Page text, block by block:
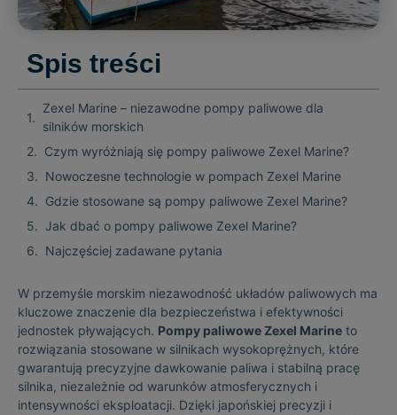
Spis treści
Zexel Marine – niezawodne pompy paliwowe dla
silników morskich
Czym wyróżniają się pompy paliwowe Zexel Marine?
Nowoczesne technologie w pompach Zexel Marine
Gdzie stosowane są pompy paliwowe Zexel Marine?
Jak dbać o pompy paliwowe Zexel Marine?
Najczęściej zadawane pytania
W przemyśle morskim niezawodność układów paliwowych ma
kluczowe znaczenie dla bezpieczeństwa i efektywności
jednostek pływających. Pompy paliwowe Zexel Marine to
rozwiązania stosowane w silnikach wysokoprężnych, które
gwarantują precyzyjne dawkowanie paliwa i stabilną pracę
silnika, niezależnie od warunków atmosferycznych i
intensywności eksploatacji. Dzięki japońskiej precyzji i